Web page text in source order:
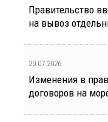
Правительство
на вывоз
20.07.2026
Изменения в
договоров на